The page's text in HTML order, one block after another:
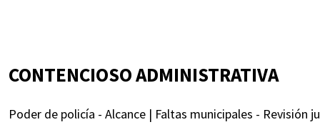
CONTENCIOSO ADMINISTRATIVA
Poder de policía - Alcance | Faltas municipales - Revisión